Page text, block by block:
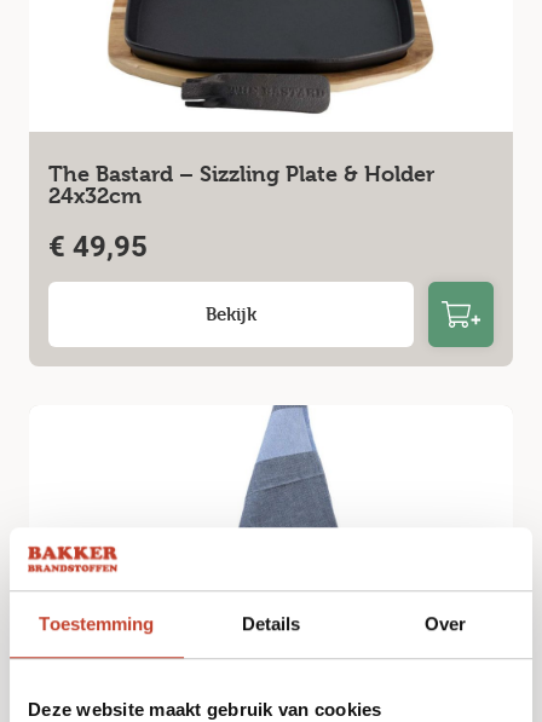
Toestemming Details Over
Deze website maakt gebruik van cookies
The Bastard – Sizzling Plate & Holder
24x32cm
€ 49,95
Bekijk